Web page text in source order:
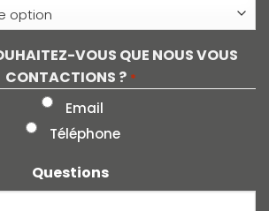
VOUS QUE NOUS VOUS
CONTACTIONS ? *
Email
Téléphone
Questions